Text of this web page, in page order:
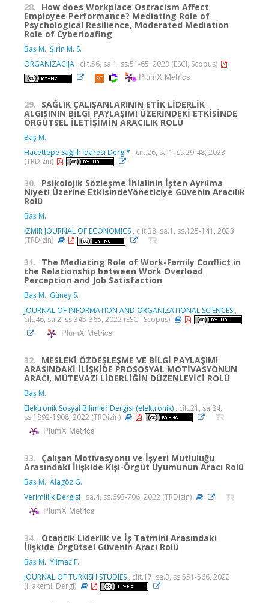
28. How does Workplace Ostracism Affect
Employee Performance? Mediating Role of
Psychological Resilience, Moderated Mediation
Role of Cyberloafing
Baş M., Şirin M. S.
ORGANIZACIJA , cilt.56, sa.1, ss.51-65, 2023 (ESCI, Scopus)
PlumX Metrics
29. SAĞLIK ÇALIŞANLARININ ETİK LİDERLİK
ALGISININ BİLGİ PAYLAŞIMI ÜZERİNDEKİ ETKİSİNDE
ÖRGÜTSEL İLETİŞİMİN ARACILIK ROLÜ
Baş M.
Hacettepe Sağlık İdaresi Derg.* , cilt.26, sa.1, ss.29-48, 2023
(TRDizin)
30. Psikolojik Sözleşme İhlalinin İşten Ayrılma
Niyeti Üzerine EtkisindeYöneticiye Güvenin Aracılık
Rolü
Baş M.
İZMIR JOURNAL OF ECONOMICS , cilt.38, sa.1, ss.125-141, 2023
(TRDizin)
31. The Mediating Role of Work-Family Conflict in
the Relationship between Work Overload
Perception and Job Satisfaction
Baş M., Güney S.
JOURNAL OF INFORMATION AND ORGANIZATIONAL SCIENCES ,
cilt.46, sa.2, ss.345-365, 2022 (ESCI, Scopus)
PlumX Metrics
32. MESLEKİ ÖZDEŞLEŞME VE BİLGİ PAYLAŞIMI
ARASINDAKİ İLİŞKİDE PROSOSYAL MOTİVASYONUN
ARACI, MÜTEVAZI LİDERLİĞİN DÜZENLEYİCİ ROLÜ
Baş M.
Elektronik Sosyal Bilimler Dergisi (elektronik) , cilt.21, sa.84,
ss.1892-1908, 2022 (TRDizin)
PlumX Metrics
33. Çalışan Motivasyonu ve İşyeri Mutluluğu
Arasındaki İlişkide Kişi-Örgüt Uyumunun Aracı Rolü
Baş M., Alagöz G.
Verimlilik Dergisi , sa.4, ss.693-706, 2022 (TRDizin)
PlumX Metrics
34. Otantik Liderlik ve İş Tatmini Arasındaki
İlişkide Örgütsel Güvenin Aracı Rolü
Baş M., Yılmaz F.
JOURNAL OF TURKISH STUDIES , cilt.17, sa.3, ss.551-566, 2022
(Hakemli Dergi)